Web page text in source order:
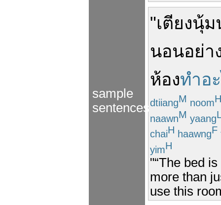
sample
sentences
"เตียงนุ้ม
นอนอย่า
ห้องทำอ
dtiiangM noomH
naawnM yaang
chaiH haawngF
yimH
"“The bed
more than
use this